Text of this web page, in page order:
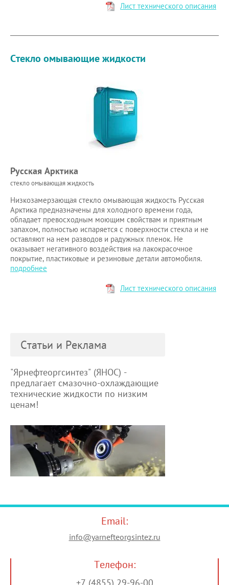
Лист технического описания
Стекло омывающие жидкости
Русская Арктика
стекло омывающая жидкость
Низкозамерзающая стекло омывающая жидкость Русская
Арктика предназначены для холодного времени года,
обладает превосходным моющим свойствам и приятным
запахом, полностью испаряется с поверхности стекла и не
оставляют на нем разводов и радужных пленок. Не
оказывает негативного воздействия на лакокрасочное
покрытие, пластиковые и резиновые детали автомобиля.
подробнее
Лист технического описания
Статьи и Реклама
"Ярнефтеоргсинтез" (ЯНОС) -
предлагает смазочно-охлаждающие
технические жидкости по низким
ценам!
Email:
info@yarnefteorgsintez.ru
Телефон: